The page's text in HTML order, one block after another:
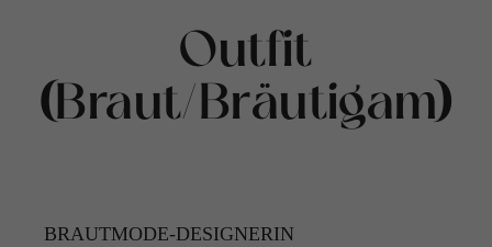
Outfit
(Braut/Bräutigam)
BRAUTMODE-DESIGNERIN